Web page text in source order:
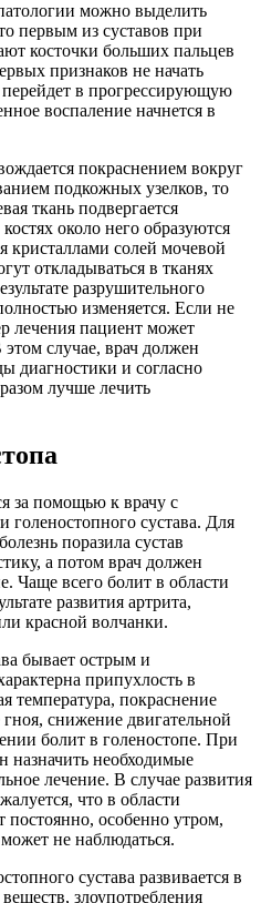
можно выделить
первым из суставов при
косточки больших пальцев
признаков не начать
перейдет в прогрессирующую
воспаление начнется в
покраснением вокруг
подкожных узелков, то
ткань подвергается
около него образуются
кристаллами солей мочевой
откладываться в тканях
разрушительного
изменяется. Если не
лечения пациент может
этом случае, врач должен
диагностики и согласно
лучше лечить
за помощью к врачу с
голеностопного сустава. Для
поразила сустав
а потом врач должен
Чаще всего болит в области
развития артрита,
красной волчанки.
бывает острым и
припухлость в
температура, покраснение
снижение двигательной
болит в голеностопе. При
назначить необходимые
лечение. В случае развития
что в области
постоянно, особенно утром,
не наблюдаться.
сустава развивается в
злоупотребления